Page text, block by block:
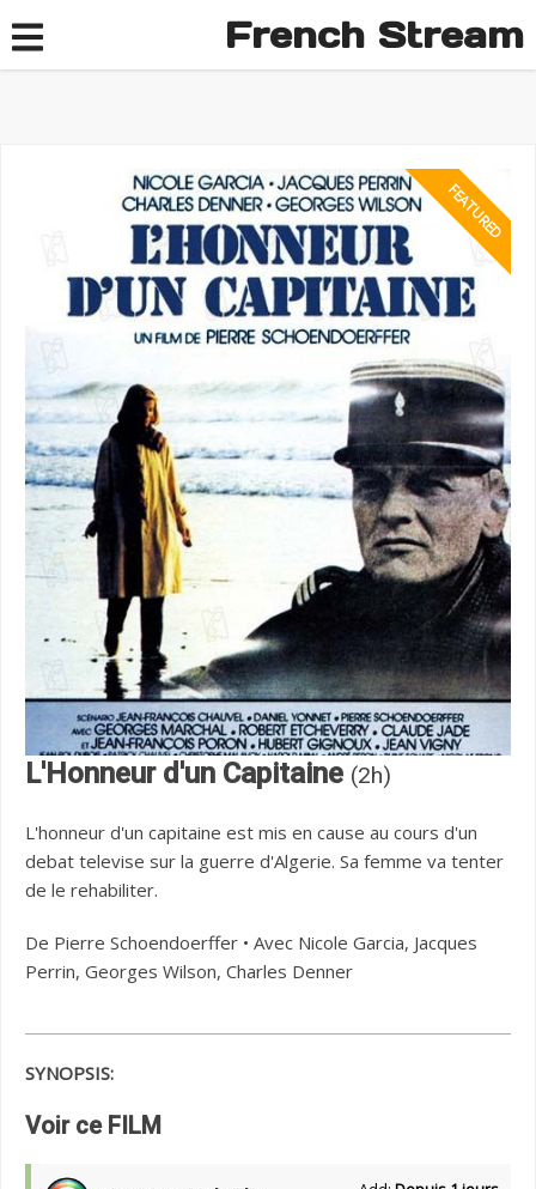
French Stream
L'Honneur d'un Capitaine (2h)
L'honneur d'un capitaine est mis en cause au cours d'un
debat televise sur la guerre d'Algerie. Sa femme va tenter
de le rehabiliter.
De Pierre Schoendoerffer • Avec Nicole Garcia, Jacques
Perrin, Georges Wilson, Charles Denner
SYNOPSIS:
Voir ce FILM